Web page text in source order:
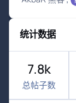
统计数据
7.8k
总帖子数